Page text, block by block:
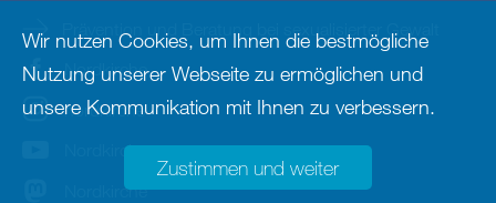
Prävention und Beratung bei sexualisierter Gewalt
Nordkirche
nordkirche
Nordkirche
Nordkirche
Wir nutzen Cookies, um Ihnen die bestmögliche
Nutzung unserer Webseite zu ermöglichen und
unsere Kommunikation mit Ihnen zu verbessern.
Zustimmen und weiter